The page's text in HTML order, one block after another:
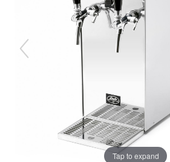
Tap to expand